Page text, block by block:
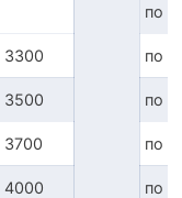
по
3300 по
3500 по
3700 по
4000 по